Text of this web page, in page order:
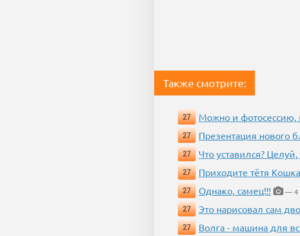
Также смотрите:
27 Можно и фотосессию,
27
Презентация нового
27
Что уставился?
27
Приходите тётя
27
Однако, самец!!!
— 4
27
Это нарисовал сам
27
Волга - машина для